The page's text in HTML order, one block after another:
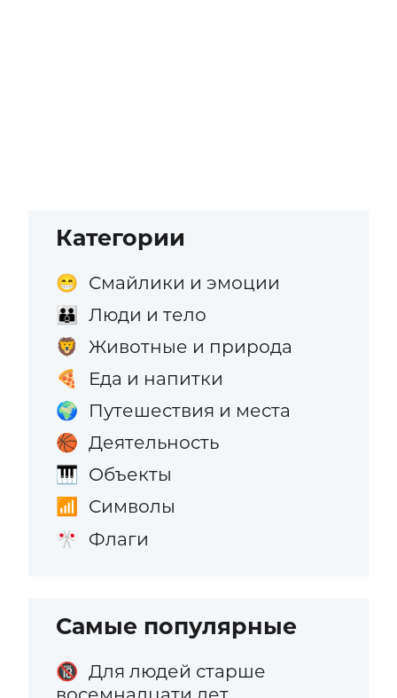
Категории
😁 Смайлики и эмоции
👪 Люди и тело
🦁 Животные и природа
🍕 Еда и напитки
🌍 Путешествия и места
🏀 Деятельность
🎹 Объекты
📶 Символы
🎌 Флаги
Самые популярные
🔞 Для людей старше